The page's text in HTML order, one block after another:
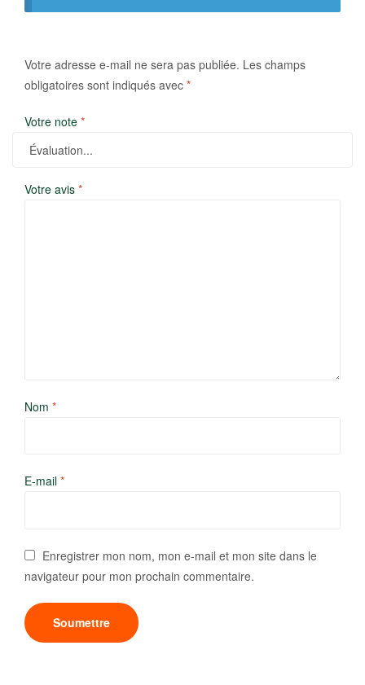
Votre adresse e-mail ne sera pas publiée. Les champs
obligatoires sont indiqués avec *
Votre note *
Votre avis *
Nom *
E-mail *
Enregistrer mon nom, mon e-mail et mon site dans le
navigateur pour mon prochain commentaire.